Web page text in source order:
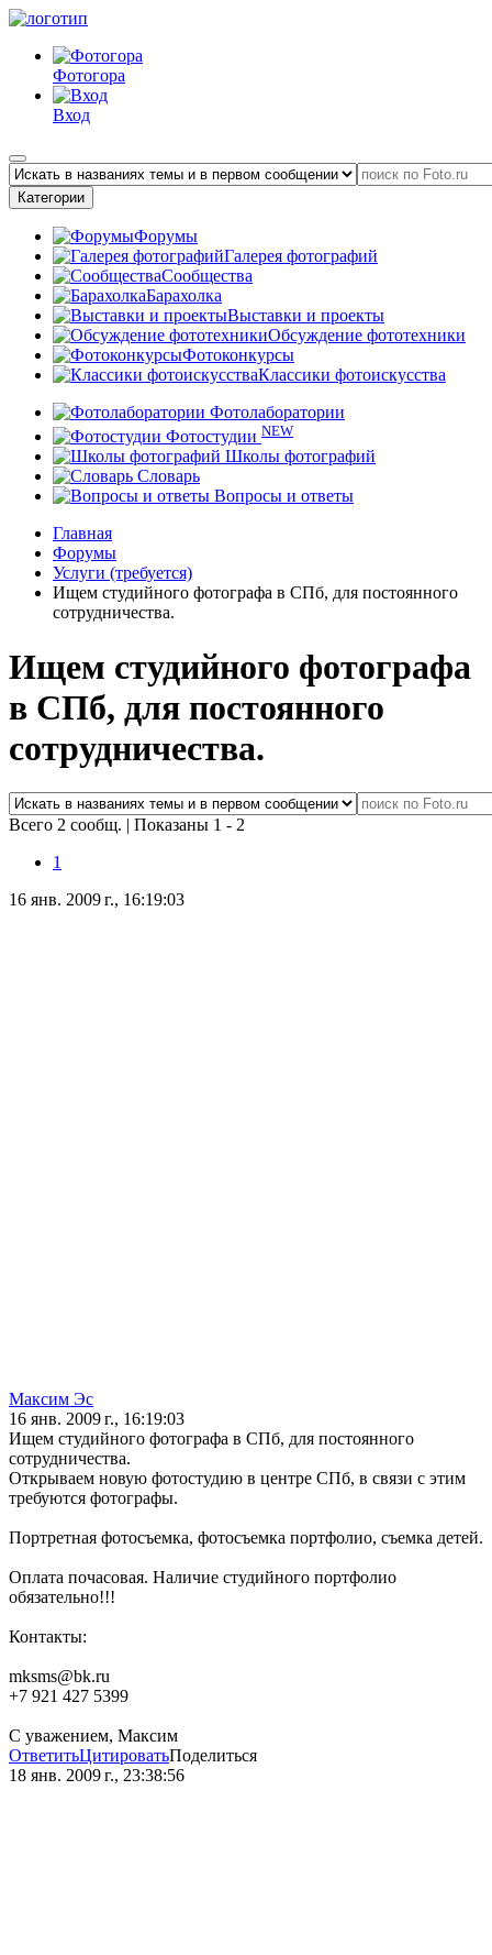
Фотогора
Вход
Категории
Форумы
Галерея фотографий
Сообщества
Барахолка
Выставки и проекты
Обсуждение фототехники
Фотоконкурсы
Классики фотоискусства
Фотолаборатории
Фотостудии NEW
Школы фотографий
Словарь
Вопросы и ответы
Главная
Форумы
Услуги (требуется)
Ищем студийного фотографа в СПб, для постоянного
сотрудничества.
Ищем студийного фотографа
в СПб, для постоянного
сотрудничества.
Всего 2 сообщ. | Показаны 1 - 2
1
16 янв. 2009 г., 16:19:03
Максим Эс
16 янв. 2009 г., 16:19:03
Ищем студийного фотографа в СПб, для постоянного
сотрудничества.
Открываем новую фотостудию в центре СПб, в связи с этим
требуются фотографы.
Портретная фотосъемка, фотосъемка портфолио, съемка детей.
Оплата почасовая. Наличие студийного портфолио
обязательно!!!
Контакты:
mksms@bk.ru
+7 921 427 5399
С уважением, Максим
ОтветитьЦитироватьПоделиться
18 янв. 2009 г., 23:38:56